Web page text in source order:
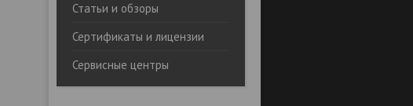
Статьи и обзоры
Сертификаты и лицензии
Сервисные центры